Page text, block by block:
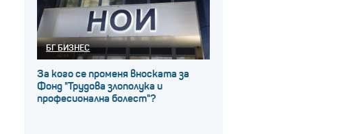
БГ БИЗНЕС
За кого се променя вноската за
Фонд "Трудова злополука и
професионална болест"?